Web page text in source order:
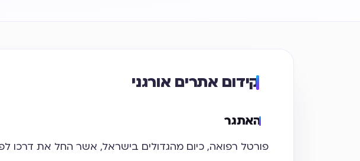
קידום אתרים אורגני
האתגר
פורטל רפואה, כיום מהגדולים בישראל, אשר החל את דרכו